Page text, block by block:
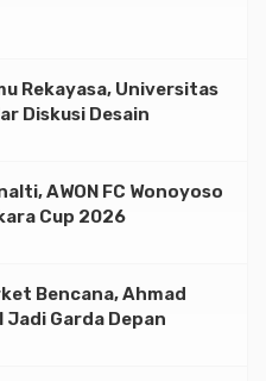
Rekayasa, Universitas
Diskusi Desain
AWON FC Wonoyoso
Cup 2026
Bencana, Ahmad
Jadi Garda Depan